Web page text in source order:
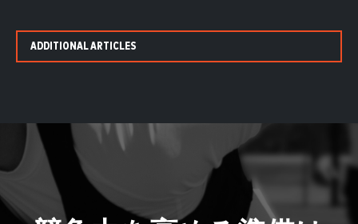
ADDITIONAL ARTICLES